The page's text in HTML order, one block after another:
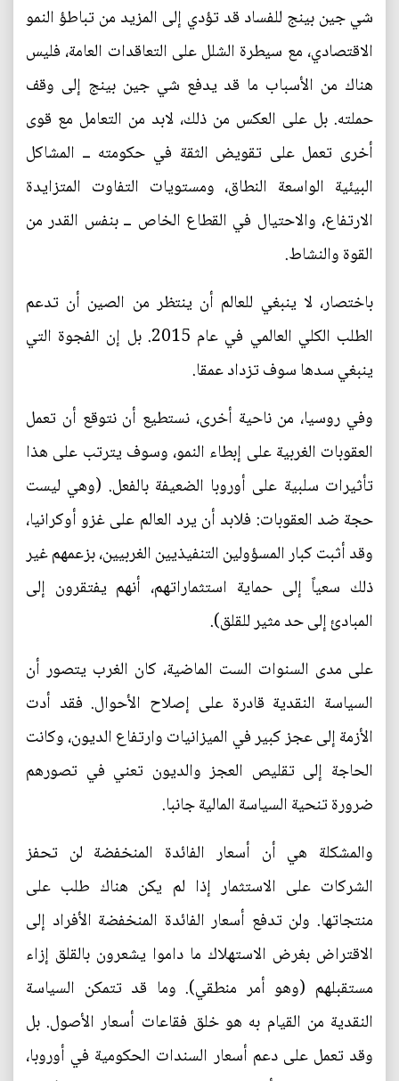
شي جين بينج للفساد قد تؤدي إلى المزيد من تباطؤ النمو
الاقتصادي، مع سيطرة الشلل على التعاقدات العامة، فليس
هناك من الأسباب ما قد يدفع شي جين بينج إلى وقف
حملته. بل على العكس من ذلك، لابد من التعامل مع قوى
أخرى تعمل على تقويض الثقة في حكومته ــ المشاكل
البيئية الواسعة النطاق، ومستويات التفاوت المتزايدة
الارتفاع، والاحتيال في القطاع الخاص ــ بنفس القدر من
القوة والنشاط.
باختصار، لا ينبغي للعالم أن ينتظر من الصين أن تدعم
الطلب الكلي العالمي في عام 2015. بل إن الفجوة التي
ينبغي سدها سوف تزداد عمقا.
وفي روسيا، من ناحية أخرى، نستطيع أن نتوقع أن تعمل
العقوبات الغربية على إبطاء النمو، وسوف يترتب على هذا
تأثيرات سلبية على أوروبا الضعيفة بالفعل. (وهي ليست
حجة ضد العقوبات: فلابد أن يرد العالم على غزو أوكرانيا،
وقد أثبت كبار المسؤولين التنفيذيين الغربيين، بزعمهم غير
ذلك سعياً إلى حماية استثماراتهم، أنهم يفتقرون إلى
المبادئ إلى حد مثير للقلق).
على مدى السنوات الست الماضية، كان الغرب يتصور أن
السياسة النقدية قادرة على إصلاح الأحوال. فقد أدت
الأزمة إلى عجز كبير في الميزانيات وارتفاع الديون، وكانت
الحاجة إلى تقليص العجز والديون تعني في تصورهم
ضرورة تنحية السياسة المالية جانبا.
والمشكلة هي أن أسعار الفائدة المنخفضة لن تحفز
الشركات على الاستثمار إذا لم يكن هناك طلب على
منتجاتها. ولن تدفع أسعار الفائدة المنخفضة الأفراد إلى
الاقتراض بغرض الاستهلاك ما داموا يشعرون بالقلق إزاء
مستقبلهم (وهو أمر منطقي). وما قد تتمكن السياسة
النقدية من القيام به هو خلق فقاعات أسعار الأصول. بل
وقد تعمل على دعم أسعار السندات الحكومية في أوروبا،